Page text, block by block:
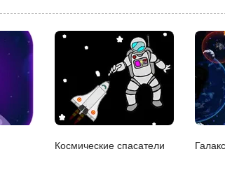
Космические спасатели